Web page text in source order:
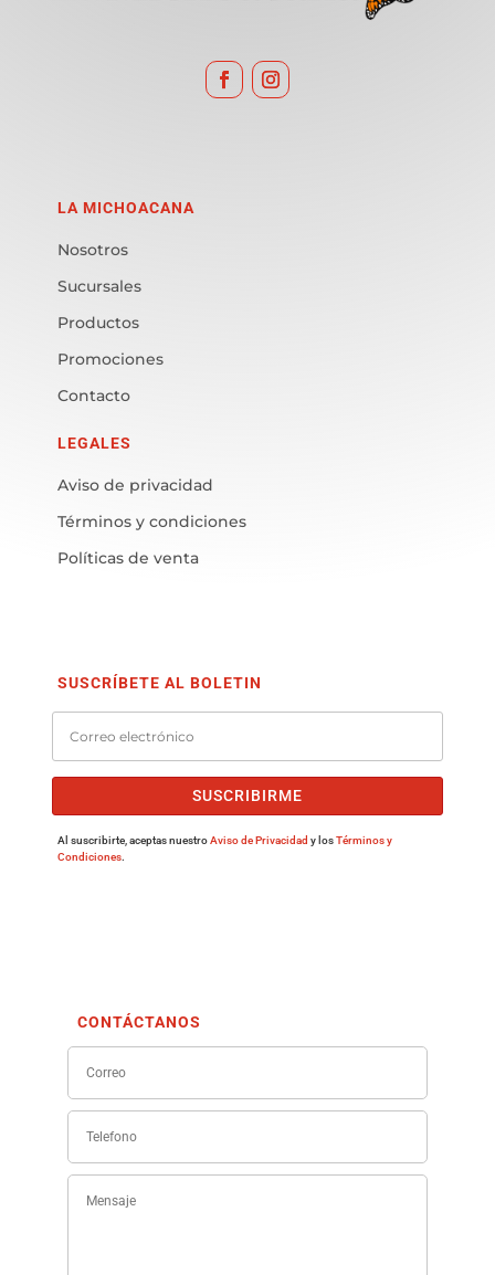
LA MICHOACANA
Nosotros
Sucursales
Productos
Promociones
Contacto
LEGALES
Aviso de privacidad
Términos y condiciones
Políticas de venta
SUSCRÍBETE AL BOLETIN
SUSCRIBIRME
Al suscribirte, aceptas nuestroAviso de Privacidad y losTérminos y
Condiciones.
CONTÁCTANOS